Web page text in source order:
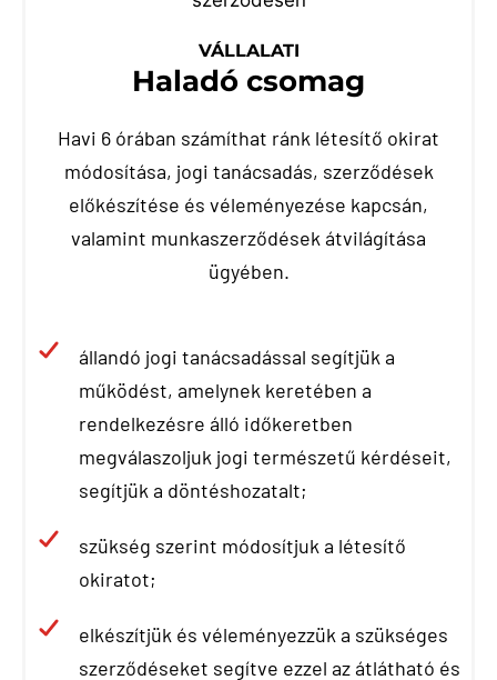
VÁLLALATI
Haladó csomag
Havi 6 órában számíthat ránk létesítő okirat
módosítása, jogi tanácsadás, szerződések
előkészítése és véleményezése kapcsán,
valamint munkaszerződések átvilágítása
ügyében.
állandó jogi tanácsadással segítjük a
működést, amelynek keretében a
rendelkezésre álló időkeretben
megválaszoljuk jogi természetű kérdéseit,
segítjük a döntéshozatalt;
szükség szerint módosítjuk a létesítő
okiratot;
elkészítjük és véleményezzük a szükséges
szerződéseket segítve ezzel az átlátható és